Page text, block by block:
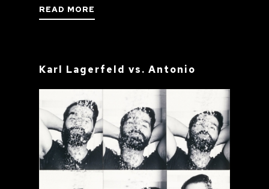
READ MORE
Karl Lagerfeld vs. Antonio